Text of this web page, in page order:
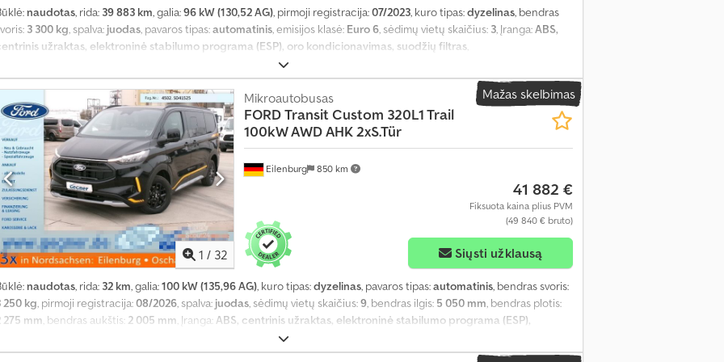
naudotas, rida: 39 883 km, galia:96 kW (130,52 AG), pirmoji registracija:07/2023, kuro tipas:dyzelinas, bendras
3 300 kg, spalva: juodas, pavaros tipas:automatinis, emisijos klasė: Euro 6, sėdimų vietų skaičius: 3, Įranga:ABS,
užraktas, elektroninė stabilumo programa (ESP), oro kondicionavimas, suodžių filtras,
Mažas skelbimas
1 / 32
Eilenburg 850 km
Mikroautobusas
FORDTransit Custom 320L1 Trail
100kW AWD AHK 2xS.Tür
41 882 €
Fiksuota kaina plius PVM
(49 840 € bruto)
Siųsti užklausą
naudotas, rida: 32 km, galia:100 kW (135,96 AG), kuro tipas:dyzelinas, pavaros tipas:automatinis, bendras svoris:
250 kg, pirmoji registracija:08/2026, spalva: juodas, sėdimų vietų skaičius:9, bendras ilgis: 5 050 mm, bendras plotis:
275 mm, bendras aukštis: 2 005 mm, Įranga: ABS, centrinis užraktas, elektroninė stabilumo programa (ESP),
sistema, oro kondicionavimas, suodžių filtras, visų varančiųjų ratų pavara